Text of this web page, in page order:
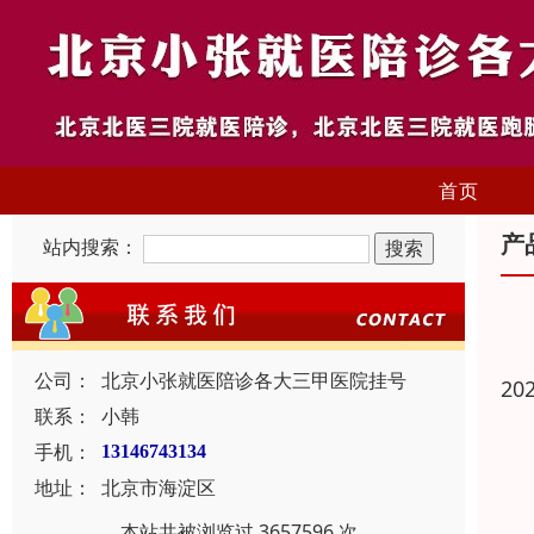
首页
站内搜索：
公司：
北京小张就医陪诊各大三甲医院挂号
联系：
小韩
手机：
13146743134
地址：
北京市海淀区
产